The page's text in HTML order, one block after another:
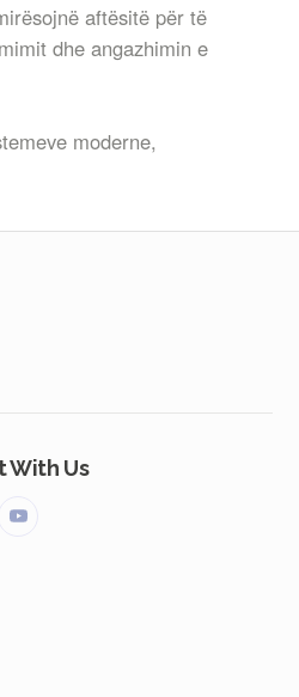
aftësitë për të
dhe angazhimin e
moderne,
With Us